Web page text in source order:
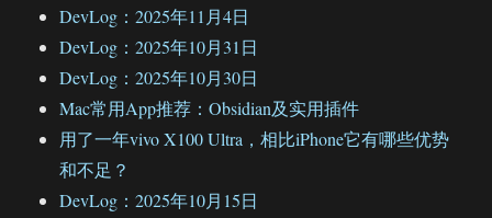
DevLog：2025年11月4日
DevLog：2025年10月31日
DevLog：2025年10月30日
Mac常用App推荐：Obsidian及实用插件
用了一年vivo X100 Ultra，相比iPhone它有哪些优势
和不足？
DevLog：2025年10月15日